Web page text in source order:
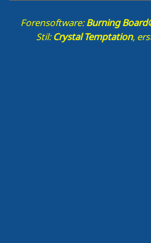
Forensoftware:Burning
Stil:Crystal Temptation,